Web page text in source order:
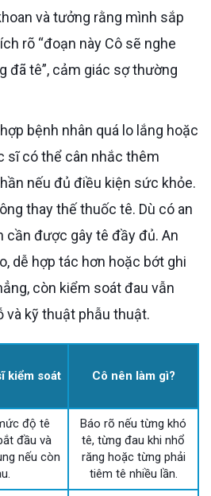
và tưởng rằng mình sắp
rõ “đoạn này Cô sẽ nghe
đã tê”, cảm giác sợ thường
sĩ có thể cân nhắc thêm
nếu đủ điều kiện sức khỏe.
thay thế thuốc tê. Dù có an
cần được gây tê đầy đủ. An
dễ hợp tác hơn hoặc bớt ghi
còn kiểm soát đau vẫn
và kỹ thuật phẫu thuật.
kiểm soát Cô nên làm gì?
độ tê
đầu và
nếu còn
Báo rõ nếu từng khó
tê, từng đau khi nhổ
răng hoặc từng phải
tiêm tê nhiều lần.